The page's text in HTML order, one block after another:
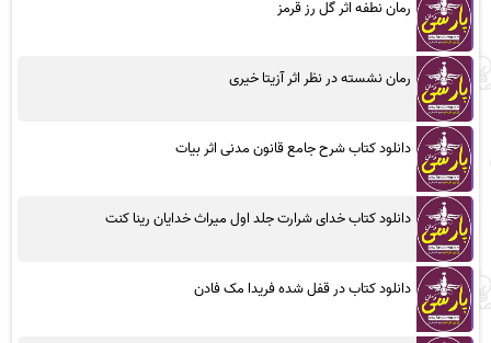
رمان نطفه اثر گل رز قرمز
رمان نشسته در نظر اثر آزیتا خیری
دانلود کتاب شرح جامع قانون مدنی اثر بیات
دانلود کتاب خدای شرارت جلد اول میراث خدایان رینا کنت
دانلود کتاب در قفل شده فریدا مک فادن